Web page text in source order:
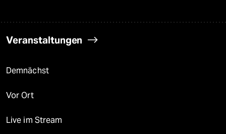
Veranstaltungen
Demnächst
Vor Ort
Live im Stream